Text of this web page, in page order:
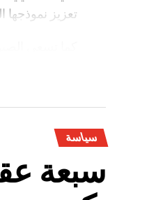
تعزيز نموذجها
الغربية في
أن قوة الدولة
وتعمل الصين
سياسة
سبعة